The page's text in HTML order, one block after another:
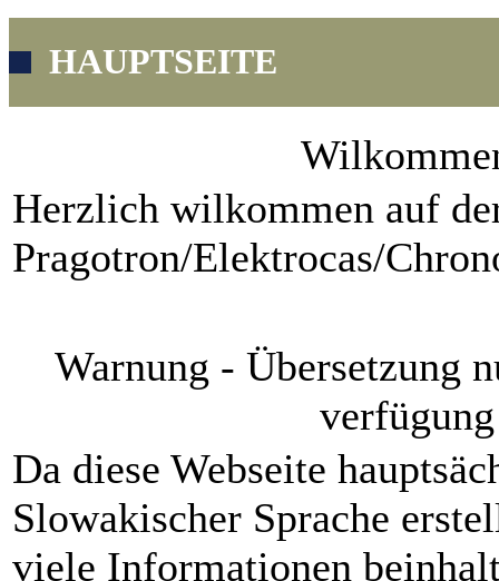
HAUPTSEITE
Herzlich wilkommen auf
Pragotron/Elektrocas/
Warnung - Übersetzung
verfügung
Da diese Webseite
Slowakischer Sprache
viele Informationen